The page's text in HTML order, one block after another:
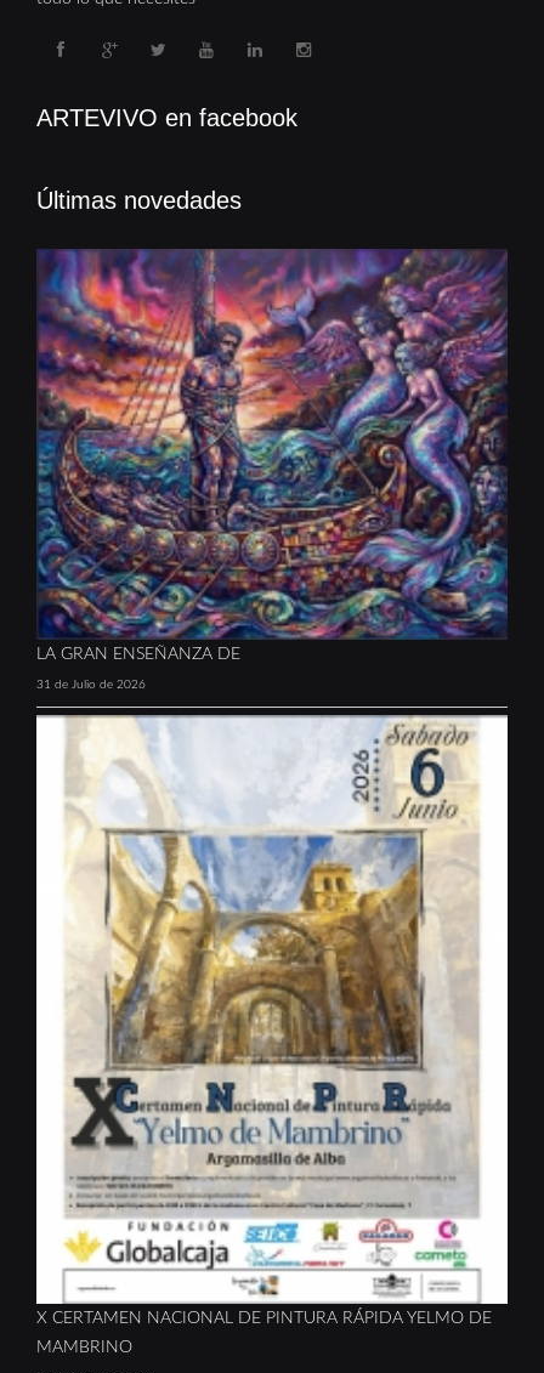
ARTEVIVO en facebook
Últimas novedades
LA GRAN ENSEÑANZA DE
31 de Julio de 2026
X CERTAMEN NACIONAL DE PINTURA RÁPIDA YELMO DE
MAMBRINO